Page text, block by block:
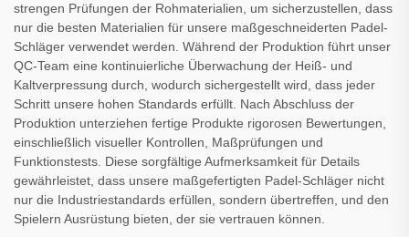
strengen Prüfungen der Rohmaterialien, um sicherzustellen, dass
nur die besten Materialien für unsere maßgeschneiderten Padel-
Schläger verwendet werden. Während der Produktion führt unser
QC-Team eine kontinuierliche Überwachung der Heiß- und
Kaltverpressung durch, wodurch sichergestellt wird, dass jeder
Schritt unsere hohen Standards erfüllt. Nach Abschluss der
Produktion unterziehen fertige Produkte rigorosen Bewertungen,
einschließlich visueller Kontrollen, Maßprüfungen und
Funktionstests. Diese sorgfältige Aufmerksamkeit für Details
gewährleistet, dass unsere maßgefertigten Padel-Schläger nicht
nur die Industriestandards erfüllen, sondern übertreffen, und den
Spielern Ausrüstung bieten, der sie vertrauen können.